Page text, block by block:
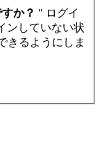
か？ " ログイ
ンしていない状
きるようにしま